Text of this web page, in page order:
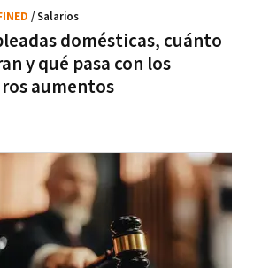
domésticas, cuánto
y qué pasa con los
aumentos
/ Salarios